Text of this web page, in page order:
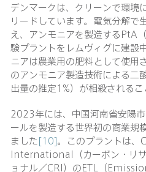
デンマークは、クリーンで環境
リードしています。電気分解で
え、アンモニアを製造する
験プラントをレムヴィグに建設
ニアは農業用の肥料として使用
のアンモニア製造技術による二
出量の推定1%）が相殺されるこ
2023年には、中国河南省安陽
ールを製造する世界初の商業規
ました[10]。このプラントは
International（カーボン・リ
ョナル／CRI）のETL（